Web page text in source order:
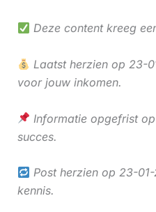
Deze content kreeg
Laatst herzien op 23-
voor jouw inkomen.
Informatie opgefrist
succes.
Post herzien op 23-
kennis.